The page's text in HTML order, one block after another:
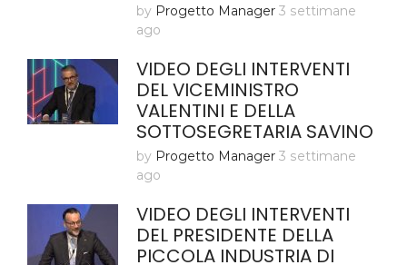
by Progetto Manager 3 settimane
ago
VIDEO DEGLI INTERVENTI
DEL VICEMINISTRO
VALENTINI E DELLA
SOTTOSEGRETARIA SAVINO
by Progetto Manager 3 settimane
ago
VIDEO DEGLI INTERVENTI
DEL PRESIDENTE DELLA
PICCOLA INDUSTRIA DI